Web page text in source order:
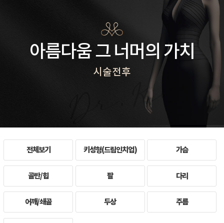
아름다움 그 너머의 가치
시술전후
전체보기 키성형(드림인치업) 가슴
골반/힙 팔 다리
어깨/쇄골 두상 주름